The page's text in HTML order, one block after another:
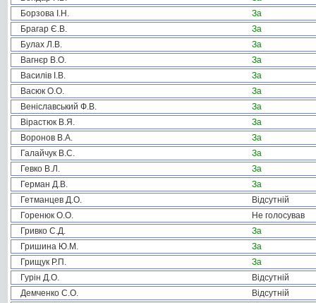
Борзова І.Н.
За
Брагар Є.В.
За
Булах Л.В.
За
Вагнєр В.О.
За
Василів І.В.
За
Васюк О.О.
За
Веніславський Ф.В.
За
Вірастюк В.Я.
За
Воронов В.А.
За
Галайчук В.С.
За
Гевко В.Л.
За
Герман Д.В.
За
Гетманцев Д.О.
Відсутній
Горенюк О.О.
Не голосував
Гривко С.Д.
За
Гришина Ю.М.
За
Грищук Р.П.
За
Гурін Д.О.
Відсутній
Демченко С.О.
Відсутній